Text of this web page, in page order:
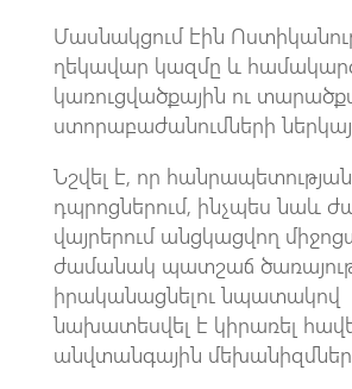
Մասնակցում էին
ղեկավար կազմը և
կառուցվածքային ու
ստորաբաժանումների
Նշվել է, որ հանրապետության
դպրոցներում, ինչպես նաև
վայրերում անցկացվող
ժամանակ պատշաճ
իրականացնելու նպատակով
նախատեսվել է կիրառել
անվտանգային